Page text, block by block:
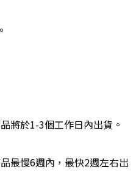
於1-3個工作日內出貨。
最慢6週內，最快2週左右出